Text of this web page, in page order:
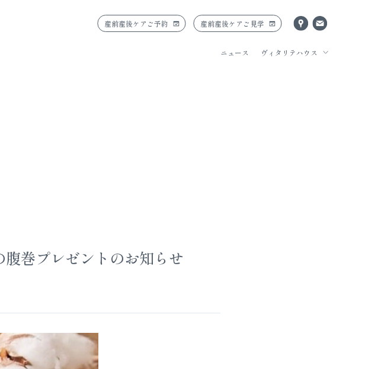
産前産後ケアご予約 産前産後ケアご見学
ニュース ヴィタリテハウス
巻プレゼントのお知らせ